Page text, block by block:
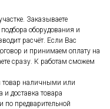
Заказываете
оборудования и
расчёт. Если Вас
и принимаем оплату на
сразу. К работам сможем
товар наличными или
доставка товара
по предварительной